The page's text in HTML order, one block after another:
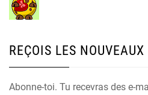
REÇOIS LES
Abonne-toi. Tu recevras des e-